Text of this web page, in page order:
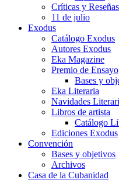
Críticas y Reseñas
11 de julio
Exodus
Catálogo Exodus
Autores Exodus
Eka Magazine
Premio de Ensayo
Bases y
Eka Literaria
Navidades
Libros de artista
Catálogo
Ediciones Exodus
Convención
Bases y objetivos
Archivos
Casa de la Cubanidad